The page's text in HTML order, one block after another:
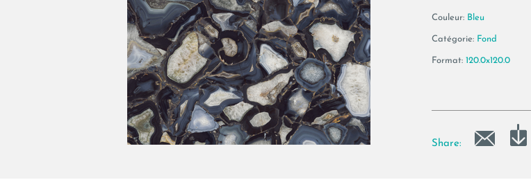
Couleur: Bleu
Catégorie: Fond
Format: 120.0x120.0
Share: